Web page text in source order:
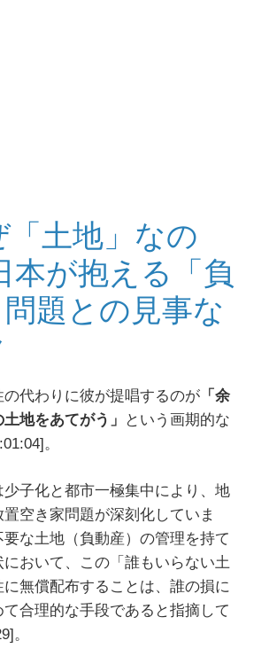
「土地」なの
本が抱える「負
題との見事な
代わりに彼が提唱するのが 「余
地をあてがう」
という画期的な
。
子化と都市一極集中により、地
空き家問題が深刻化していま
な土地（負動産）の管理を持て
おいて、この「誰もいらない土
無償配布することは、誰の損に
て合理的な手段であると指摘して
。